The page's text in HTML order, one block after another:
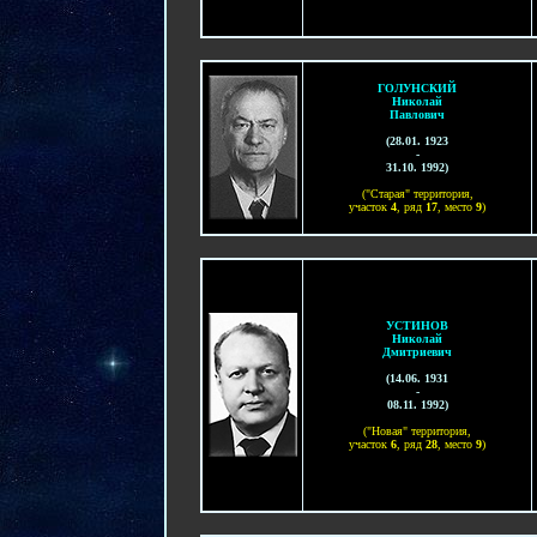
ГОЛУНСКИЙ
Николай
Павлович
(28.01. 1923
-
31.10. 1992)
("Старая" территория,
участок 4, ряд 17, место 9)
УСТИНОВ
Николай
Дмитриевич
(14.06. 1931
-
08.11. 1992)
("Новая" территория,
участок 6, ряд 28, место 9)